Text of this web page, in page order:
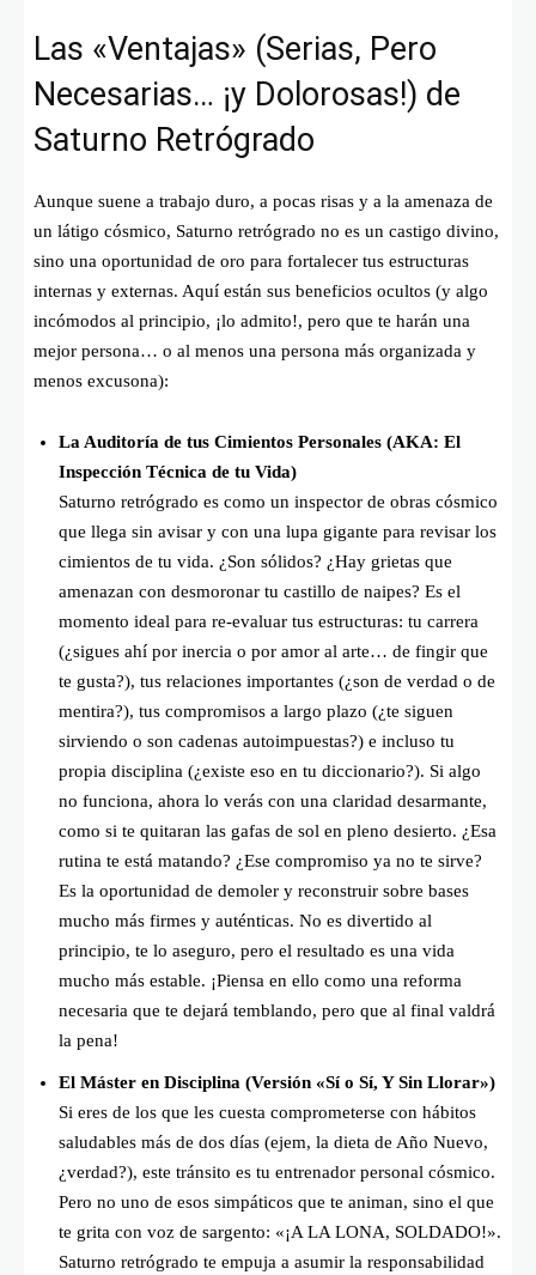
Las «Ventajas» (Serias, Pero
Necesarias… ¡y Dolorosas!) de
Saturno Retrógrado
Aunque suene a trabajo duro, a pocas risas y a la amenaza de
un látigo cósmico, Saturno retrógrado no es un castigo divino,
sino una oportunidad de oro para fortalecer tus estructuras
internas y externas. Aquí están sus beneficios ocultos (y algo
incómodos al principio, ¡lo admito!, pero que te harán una
mejor persona… o al menos una persona más organizada y
menos excusona):
La Auditoría de tus Cimientos Personales (AKA: El
Inspección Técnica de tu Vida)
Saturno retrógrado es como un inspector de obras cósmico
que llega sin avisar y con una lupa gigante para revisar los
cimientos de tu vida. ¿Son sólidos? ¿Hay grietas que
amenazan con desmoronar tu castillo de naipes? Es el
momento ideal para re-evaluar tus estructuras: tu carrera
(¿sigues ahí por inercia o por amor al arte… de fingir que
te gusta?), tus relaciones importantes (¿son de verdad o de
mentira?), tus compromisos a largo plazo (¿te siguen
sirviendo o son cadenas autoimpuestas?) e incluso tu
propia disciplina (¿existe eso en tu diccionario?). Si algo
no funciona, ahora lo verás con una claridad desarmante,
como si te quitaran las gafas de sol en pleno desierto. ¿Esa
rutina te está matando? ¿Ese compromiso ya no te sirve?
Es la oportunidad de demoler y reconstruir sobre bases
mucho más firmes y auténticas. No es divertido al
principio, te lo aseguro, pero el resultado es una vida
mucho más estable. ¡Piensa en ello como una reforma
necesaria que te dejará temblando, pero que al final valdrá
la pena!
El Máster en Disciplina (Versión «Sí o Sí, Y Sin Llorar»)
Si eres de los que les cuesta comprometerse con hábitos
saludables más de dos días (ejem, la dieta de Año Nuevo,
¿verdad?), este tránsito es tu entrenador personal cósmico.
Pero no uno de esos simpáticos que te animan, sino el que
te grita con voz de sargento: «¡A LA LONA, SOLDADO!».
Saturno retrógrado te empuja a asumir la responsabilidad